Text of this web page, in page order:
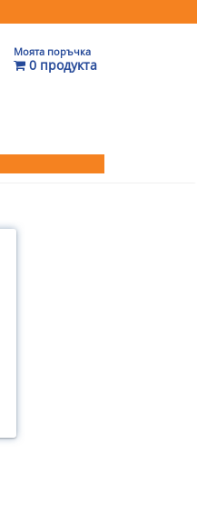
Моята поръчка
0 продукта